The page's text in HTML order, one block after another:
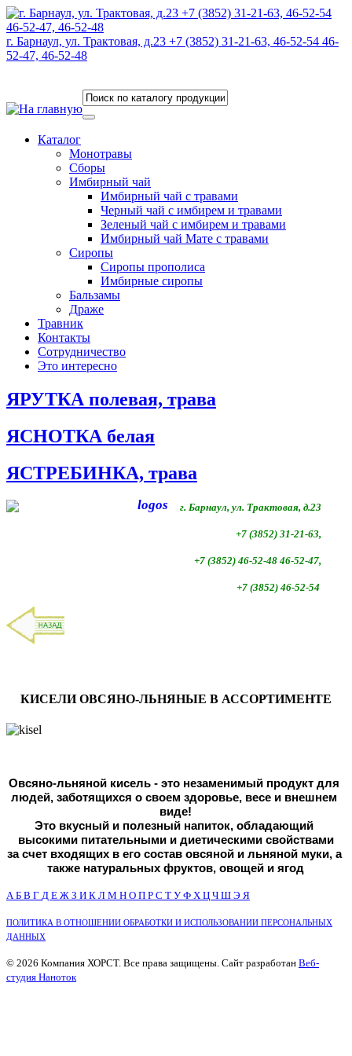
г. Барнаул, ул. Трактовая, д.23 +7 (3852) 31-21-63, 46-52-54 46-
52-47, 46-52-48
Каталог
Монотравы
Сборы
Имбирный чай
Имбирный чай с травами
Черный чай с имбирем и травами
Зеленый чай с имбирем и травами
Имбирный чай Мате с травами
Сиропы
Сиропы прополиса
Имбирные сиропы
Бальзамы
Драже
Травник
Контакты
Сотрудничество
Это интересно
ЯРУТКА полевая, трава
ЯСНОТКА белая
ЯСТРЕБИНКА, трава
г. Барнаул, ул. Трактовая, д.23
+7 (3852) 31-21-63,
+7 (3852) 46-52-48 46-52-47,
+7 (3852) 46-52-54
КИСЕЛИ ОВСЯНО-ЛЬНЯНЫЕ В АССОРТИМЕНТЕ
Овсяно-льняной кисель - это незаменимый продукт для
людей, заботящихся о своем здоровье, весе и внешнем
виде!
Это вкусный и полезный напиток, обладающий
высокими питательными и диетическими свойствами
за счет входящих в его состав овсяной и льняной муки, а
также натуральных фруктов, овощей и ягод
АБ В Г Д Е Ж З И К Л М Н О П Р С Т У Ф Х Ц Ч Ш Э Я
ПОЛИТИКА В ОТНОШЕНИИ ОБРАБОТКИ И ИСПОЛЬЗОВАНИИ ПЕРСОНАЛЬНЫХ
ДАННЫХ
© 2026 Компания ХОРСТ. Все права защищены. Сайт разработан Веб-
студия Наноток